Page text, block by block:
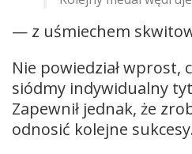
— z uśmiechem
Nie powiedział wprost,
siódmy indywidualny
Zapewnił jednak, że
odnosić kolejne